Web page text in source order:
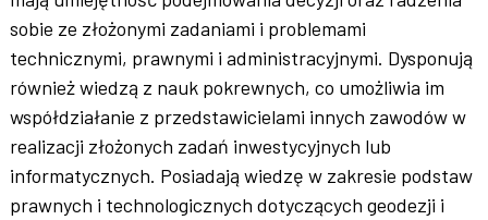
sobie ze złożonymi zadaniami i problemami
technicznymi, prawnymi i administracyjnymi. Dysponują
również wiedzą z nauk pokrewnych, co umożliwia im
współdziałanie z przedstawicielami innych zawodów w
realizacji złożonych zadań inwestycyjnych lub
informatycznych. Posiadają wiedzę w zakresie podstaw
prawnych i technologicznych dotyczących geodezji i